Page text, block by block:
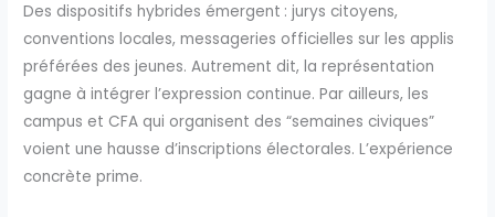
Des dispositifs hybrides émergent : jurys citoyens,
conventions locales, messageries officielles sur les applis
préférées des jeunes. Autrement dit, la représentation
gagne à intégrer l’expression continue. Par ailleurs, les
campus et CFA qui organisent des “semaines civiques”
voient une hausse d’inscriptions électorales. L’expérience
concrète prime.